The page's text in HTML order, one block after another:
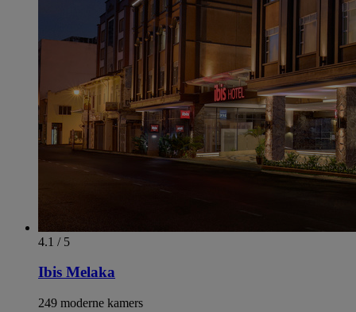
4.1 / 5
Ibis Melaka
249 moderne kamers